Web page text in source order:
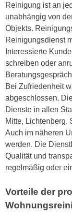
Reinigung ist an
unabhängig von
Objekts.
Reinigungsdienst
Interessierte
schreiben oder
Bei Zufriedenheit
abgeschlossen.
Dienste in allen
Mitte, Lichtenberg,
Auch im näheren
werden. Die
Qualität und
regelmäßig oder
Vorteile der